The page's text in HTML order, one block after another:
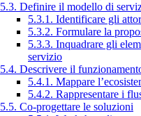
5.3. Definire il modello di
5.3.1. Identificare gli
5.3.2. Formulare la
5.3.3. Inquadrare gli
servizio
5.4. Descrivere il
5.4.1. Mappare
5.4.2. Rappresentare i
5.5. Co-progettare le soluzioni